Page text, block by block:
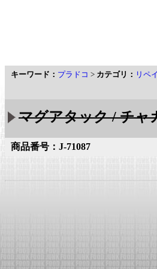
キーワード： プラドコ > カテゴリ： リペ
マグアタック / チャ
商品番号：J-71087